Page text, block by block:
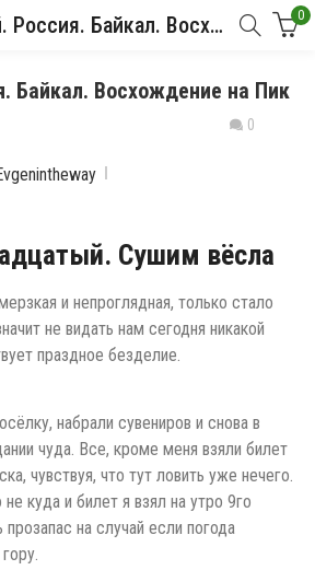
2014 май. Россия. Байкал. Восхождение на Пик Любви 0
0
Байкал. Восхождение на Пик
Сушим вёсла
и непроглядная, только стало
не видать нам сегодня никакой
праздное безделие.
набрали сувениров и снова в
чуда. Все, кроме меня взяли билет
чувствуя, что тут ловить уже нечего.
куда и билет я взял на утро 9го
прозапас на случай если погода